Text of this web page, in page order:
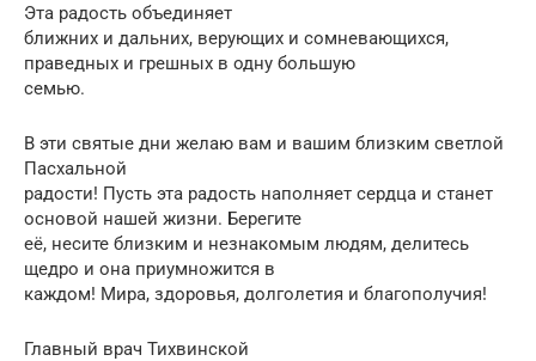
Эта радость объединяет
ближних и дальних, верующих и сомневающихся,
праведных и грешных в одну большую
семью.
В эти святые дни желаю вам и вашим близким светлой
Пасхальной
радости! Пусть эта радость наполняет сердца и станет
основой нашей жизни. Берегите
её, несите близким и незнакомым людям, делитесь
щедро и она приумножится в
каждом! Мира, здоровья, долголетия и благополучия!
Главный врач Тихвинской